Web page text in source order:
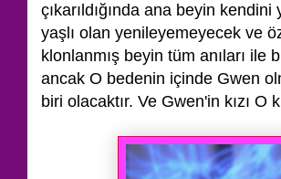
çıkarıldığında ana beyin
yaşlı olan yenileyemeyecek ve
klonlanmış beyin tüm anıları
ancak O bedenin içinde Gwen
biri olacaktır. Ve Gwen'in kızı O